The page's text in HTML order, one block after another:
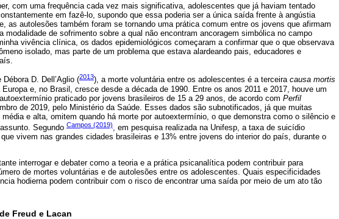
com uma frequência cada vez mais significativa, adolescentes que já haviam tentado
em fazê-lo, supondo que essa poderia ser a única saída frente à angústia
as autolesões também foram se tornando uma prática comum entre os jovens que afirmam
modalidade de sofrimento sobre a qual não encontram ancoragem simbólica no campo
vivência clínica, os dados epidemiológicos começaram a confirmar que o que observava
isolado, mas parte de um problema que estava alardeando pais, educadores e
D. Dell’Aglio (2013), a morte voluntária entre os adolescentes é a terceira causa mortis
e, no Brasil, cresce desde a década de 1990. Entre os anos 2011 e 2017, houve um
praticado por jovens brasileiros de 15 a 29 anos, de acordo com Perfil
de 2019, pelo Ministério da Saúde. Esses dados são subnotificados, já que muitas
e alta, omitem quando há morte por autoextermínio, o que demonstra como o silêncio e
Segundo Campos (2019)
, em pesquisa realizada na Unifesp, a taxa de suicídio
vivem nas grandes cidades brasileiras e 13% entre jovens do interior do país, durante o
interrogar e debater como a teoria e a prática psicanalítica podem contribuir para
de mortes voluntárias e de autolesões entre os adolescentes. Quais especificidades
hodierna podem contribuir com o risco de encontrar uma saída por meio de um ato tão
Freud e Lacan